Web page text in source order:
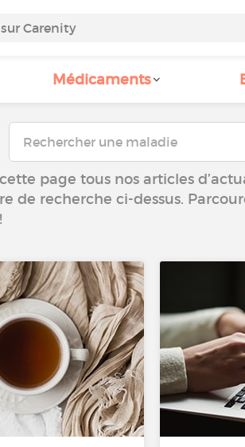
Médicaments
page tous nos articles
de recherche ci-dessus.